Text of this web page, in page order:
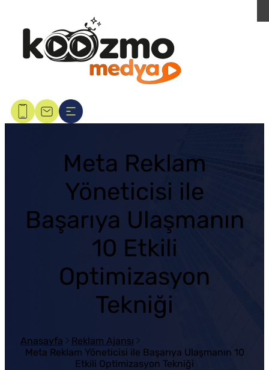
Meta Reklam
Yöneticisi ile
Başarıya Ulaşmanın
10 Etkili
Optimizasyon
Tekniği
Anasayfa
Reklam Ajansı
Meta Reklam Yöneticisi ile Başarıya Ulaşmanın 10
Etkili Optimizasyon Tekniği